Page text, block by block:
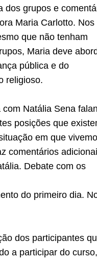
dos grupos e
Maria Carlotto. Nos
que não tenham
Maria deve
pública e do
religioso.
com Natália Sena
posições que
em que
comentários
Debate com os
do primeiro dia.
dos participantes
a participar do curso,